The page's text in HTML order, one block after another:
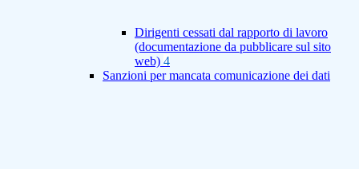
Dirigenti cessati dal rapporto di lavoro
(documentazione da pubblicare sul sito
web) 4
Sanzioni per mancata comunicazione dei dati